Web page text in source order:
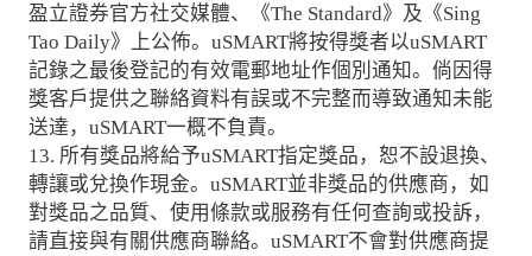
盈立證券官方社交媒體、《The Standard》及《Sing
Tao Daily》上公佈。uSMART將按得獎者以uSMART
記錄之最後登記的有效電郵地址作個別通知。倘因得
獎客戶提供之聯絡資料有誤或不完整而導致通知未能
送達，uSMART一概不負責。
13. 所有獎品將給予uSMART指定獎品，恕不設退換、
轉讓或兌換作現金。uSMART並非獎品的供應商，如
對獎品之品質、使用條款或服務有任何查詢或投訴，
請直接與有關供應商聯絡。uSMART不會對供應商提